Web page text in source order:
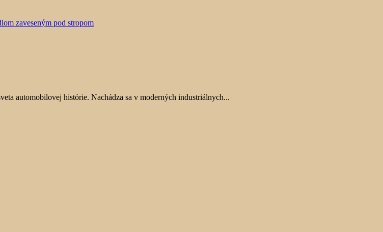
automobilovej histórie. Nachádza sa v moderných industriálnych...